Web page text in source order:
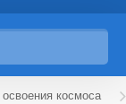
освоения космоса